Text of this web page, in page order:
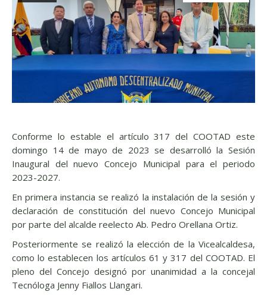
Conforme lo estable el artículo 317 del COOTAD este
domingo 14 de mayo de 2023 se desarrolló la Sesión
Inaugural del nuevo Concejo Municipal para el periodo
2023-2027.
En primera instancia se realizó la instalación de la sesión y
declaración de constitución del nuevo Concejo Municipal
por parte del alcalde reelecto Ab. Pedro Orellana Ortiz.
Posteriormente se realizó la elección de la Vicealcaldesa,
como lo establecen los artículos 61 y 317 del COOTAD. El
pleno del Concejo designó por unanimidad a la concejal
Tecnóloga Jenny Fiallos Llangari.